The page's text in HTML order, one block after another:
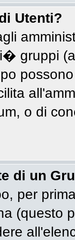
Utenti?
gruppi
o di
di un
per
(questo